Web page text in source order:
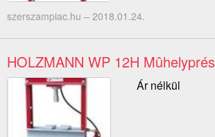
szerszampiac.hu – 2018.01.24.
HOLZMANN WP 12H Mûhelyprés
Ár nélkül